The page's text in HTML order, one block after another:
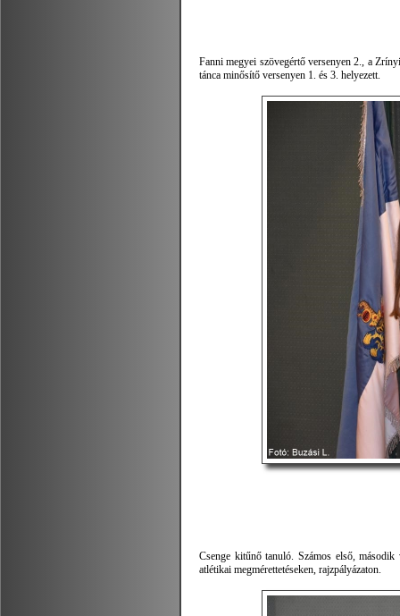
Fanni megyei szövegértő versenyen 2., a
tánca minősítő versenyen 1. és 3. helyezett.
Csenge kitűnő tanuló. Számos első,
atlétikai megmérettetéseken, rajzpályázaton.